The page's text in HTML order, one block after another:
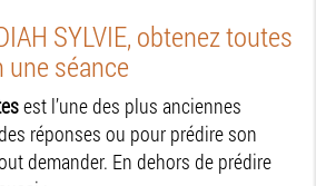
SYLVIE, obtenez toutes
séance
est l’une des plus anciennes
réponses ou pour prédire son
demander. En dehors de prédire